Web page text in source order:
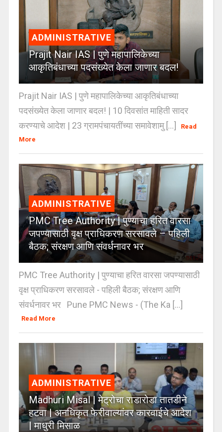
ADMINISTRATIVE
Prajit Nair IAS | पुणे महापालिकेच्या
आकृतिबंधाच्या पदसंख्येत केला जाणार बदल!
Prajit Nair IAS | पुणे महापालिकेच्या आकृतिबंधाच्या
पदसंख्येत केला जाणार बदल! | 10 दिवसांत माहिती सादर
करण्याचे आदेश | 23 ग्रामपंचायतींच्या समावेशामु [...]
Read
More
ADMINISTRATIVE
PMC Tree Authority | पुण्याचा हरित वारसा
जपण्यासाठी वृक्ष प्राधिकरण सरसावले – पहिली
बैठक; संरक्षण आणि संवर्धनावर भर
PMC Tree Authority | पुण्याचा हरित वारसा जपण्यासाठी
वृक्ष प्राधिकरण सरसावले - पहिली बैठक; संरक्षण आणि
संवर्धनावर भर Pune PMC News - (The Ka [...]
Read More
ADMINISTRATIVE
Madhuri Misal | मेट्रोचा राडारोडा तातडीने
हटवा | अनधिकृत फेरीवाल्यांवर कारवाईचे आदेश
| माधुरी मिसाळ